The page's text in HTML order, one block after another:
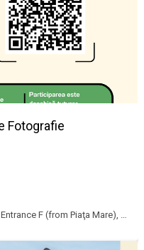
Fotografie
Piaţa Mare), Piața Mare, 550178 Sibiu, Romania